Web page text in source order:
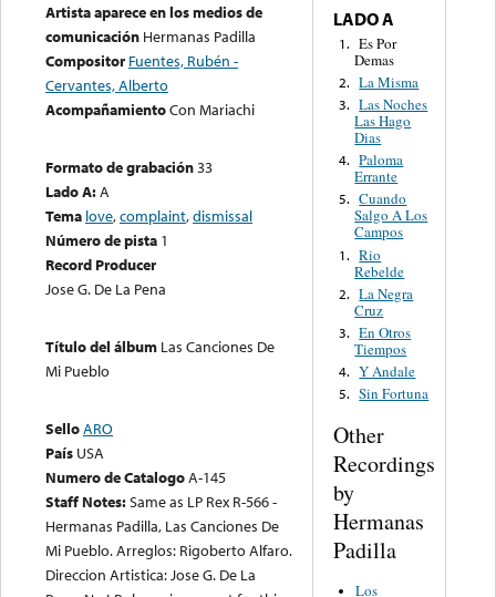
Artista aparece en los medios de
comunicación Hermanas Padilla
Compositor Fuentes, Rubén -
Cervantes, Alberto
AcompañamientoCon Mariachi
Formato de grabación33
Lado A:A
Tema love,complaint,dismissal
Número de pista 1
Record Producer
Jose G. De La Pena
Título del álbum Las Canciones De
Mi Pueblo
SelloARO
País USA
Numero de CatalogoA-145
Staff Notes:Same as LP Rex R-566 -
Hermanas Padilla, Las Canciones De
Mi Pueblo. Arreglos: Rigoberto Alfaro.
Direccion Artistica: Jose G. De La
LADO A
1. Es Por
Demas
2. La Misma
3. Las Noches
Las Hago
Dias
4. Paloma
Errante
5. Cuando
Salgo A Los
Campos
1. Rio
Rebelde
2. La Negra
Cruz
3. En Otros
Tiempos
4. Y Andale
5. Sin Fortuna
Other
Recordings
by
Hermanas
Padilla
Los